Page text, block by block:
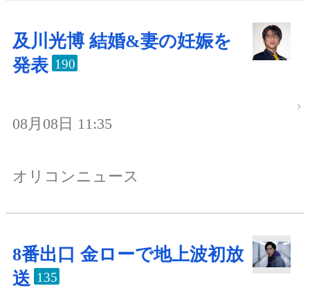
及川光博 結婚&妻の妊娠を
発表 190
08月08日 11:35
オリコンニュース
8番出口 金ローで地上波初放
送 135